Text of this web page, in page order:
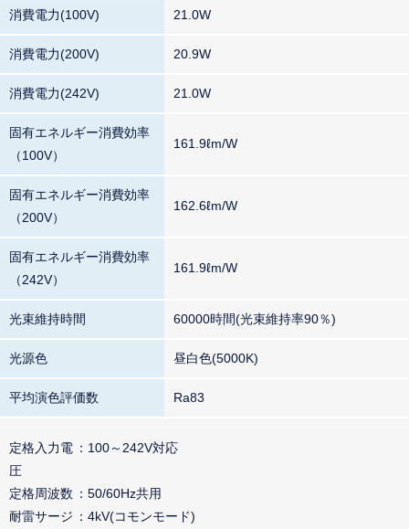
消費電力(100V) 21.0W
消費電力(200V) 20.9W
消費電力(242V) 21.0W
固有エネルギー消費効率
（100V）
161.9ℓm/W
固有エネルギー消費効率
（200V）
162.6ℓm/W
固有エネルギー消費効率
（242V）
161.9ℓm/W
光束維持時間 60000時間(光束維持率90％)
光源色 昼白色(5000K)
平均演色評価数 Ra83
定格入力電
圧
100～242V対応
定格周波数
50/60Hz共用
耐雷サージ
4kV(コモンモード)